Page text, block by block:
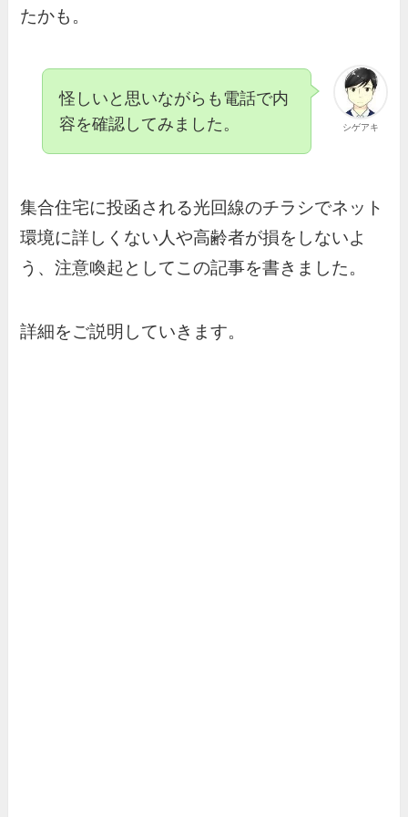
たかも。
シゲアキ
怪しいと思いながらも電話で内
容を確認してみました。
集合住宅に投函される光回線のチラシでネット
環境に詳しくない人や高齢者が損をしないよ
う、注意喚起としてこの記事を書きました。
詳細をご説明していきます。